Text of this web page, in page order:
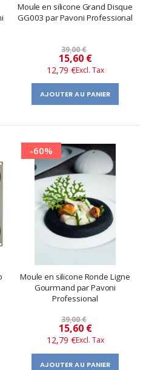
Moule en silicone Grand Disque
GG003 par Pavoni Professional
39,00 €
Prix
​​
spécial
15,60 €
12,79 €
AJOUTER AU PANIER
-60%
Moule en silicone Ronde Ligne
Gourmand par Pavoni
Professional
39,00 €
Prix
​​
spécial
15,60 €
12,79 €
AJOUTER AU PANIER